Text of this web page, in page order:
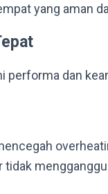
yang aman
dan